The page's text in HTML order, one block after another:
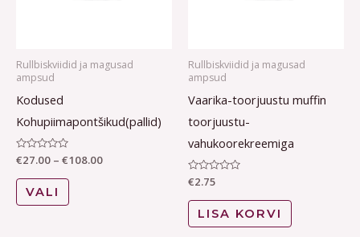
Rullbiskviidid ja magusad
ampsud
Kodused
Kohupiimapontšikud(pallid)
Hinnanguga
0
/
€27.00 – €108.00
VALI
be
on
the
product
page
Rullbiskviidid ja magusad
ampsud
Vaarika-toorjuustu muffin
toorjuustu-
vahukoorekreemiga
Hinnanguga
0
/
€2.75
LISA KORVI